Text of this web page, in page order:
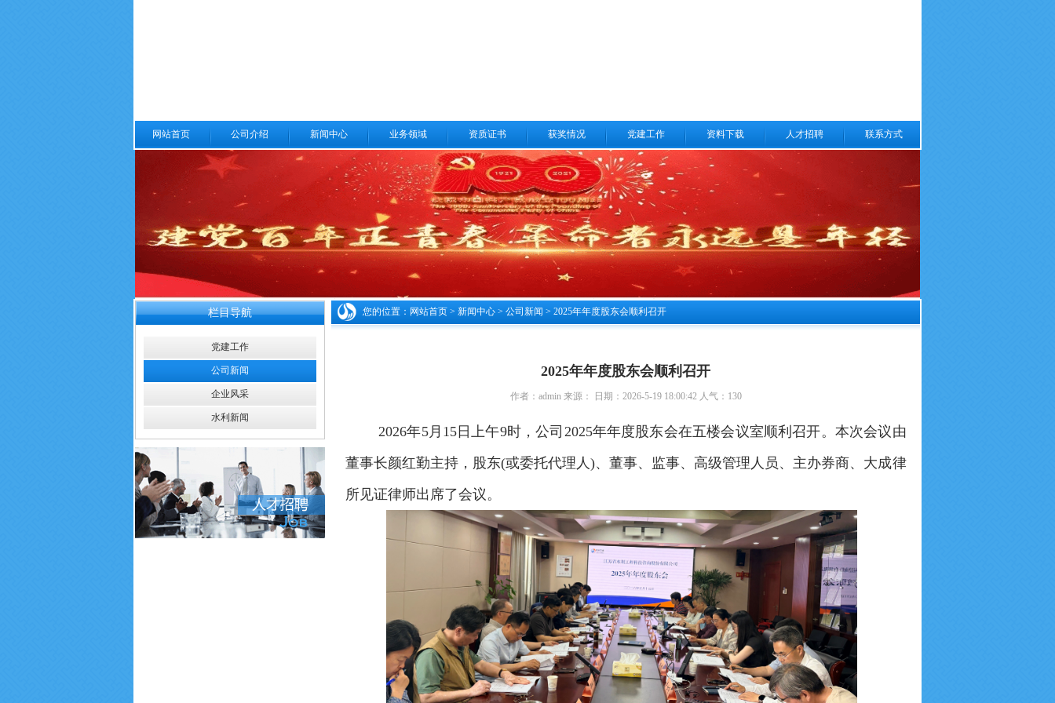
网站首页 公司介绍 新闻中心 业务领域 资质证书 获奖情况 党建工作 资料下载 人才招聘 联系方式
栏目导航
党建工作
公司新闻
企业风采
水利新闻
您的位置： 网站首页 > 新闻中心 > 公司新闻 > 2025年年度股东会顺利召开
2025年年度股东会顺利召开
作者：admin 来源： 日期：2026-5-19 18:00:42 人气： 130
2026年5月 15日上午9时，公司 2025年年度股东会在五楼会议室顺利召开。本次会议由
董事长颜红勤主持，股东(或委托代理人)、董事、监事、高级管理人员、主办券商、大成律
所见证律师出席了会议。